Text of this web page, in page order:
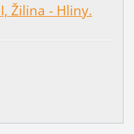
Žilina - Hliny.